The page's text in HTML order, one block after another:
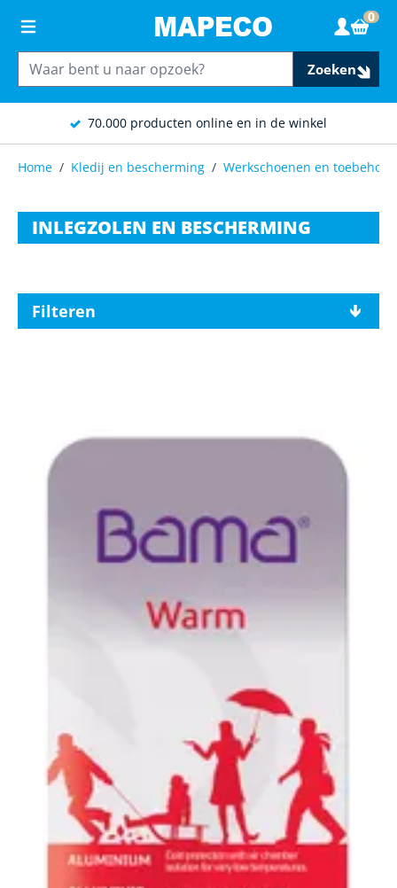
70.000 producten online en in de winkel
Zoeken
0
Home / Kledij en bescherming / Werkschoenen en
INLEGZOLEN EN BESCHERMING
Filteren